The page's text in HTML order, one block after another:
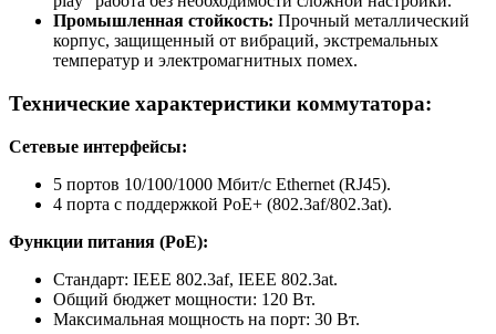
Промышленная стойкость: Прочный металлический
корпус, защищенный от вибраций, экстремальных
температур и электромагнитных помех.
Технические характеристики коммутатора:
Сетевые интерфейсы:
5 портов 10/100/1000 Мбит/с Ethernet (RJ45).
4 порта с поддержкой PoE+ (802.3af/802.3at).
Функции питания (PoE):
Стандарт: IEEE 802.3af, IEEE 802.3at.
Общий бюджет мощности: 120 Вт.
Максимальная мощность на порт: 30 Вт.